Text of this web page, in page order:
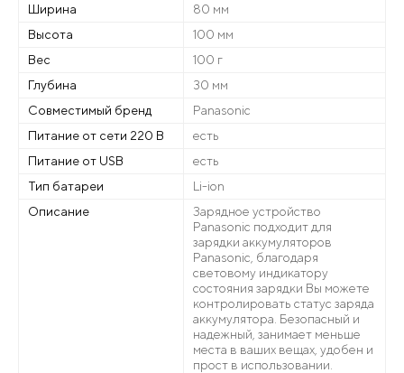
Ширина
80 мм
Высота
100 мм
Вес
100 г
Глубина
30 мм
Совместимый бренд
Panasonic
Питание от сети 220 В
есть
Питание от USB
есть
Тип батареи
Li-ion
Описание
Зарядное устройство
Panasonic подходит для
зарядки аккумуляторов
Panasonic, благодаря
световому индикатору
состояния зарядки Вы можете
контролировать статус заряда
аккумулятора. Безопасный и
надежный, занимает меньше
места в ваших вещах, удобен и
прост в использовании.